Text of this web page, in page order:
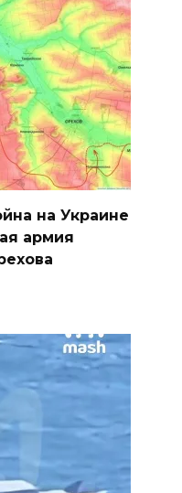
на Украине
армия